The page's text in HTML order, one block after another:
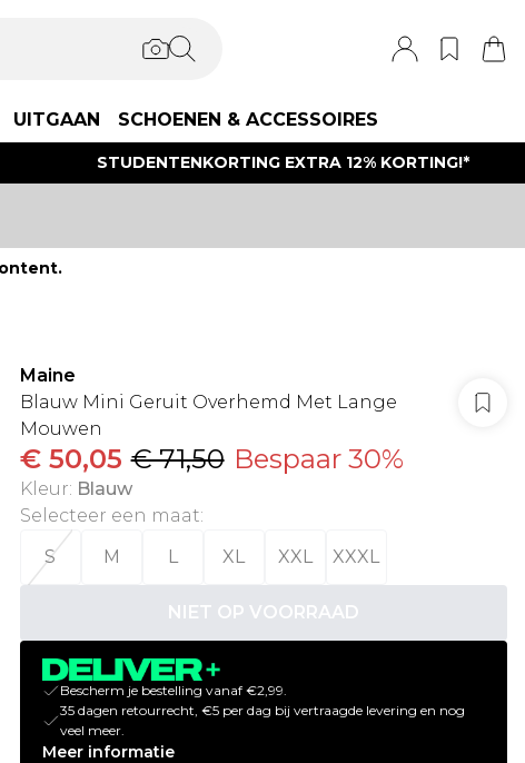
UITGAAN SCHOENEN & ACCESSOIRES
STUDENTENKORTING EXTRA 12% KORTING!*
Maine
Blauw Mini Geruit Overhemd Met Lange
Mouwen
€ 50,05 € 71,50 Bespaar 30%
Kleur: Blauw
Selecteer een maat:
S
M L XL XXL XXXL
NIET OP VOORRAAD
Bescherm je bestelling vanaf €2,99.
35 dagen retourrecht, €5 per dag bij vertraagde levering en nog
veel meer.
Meer informatie